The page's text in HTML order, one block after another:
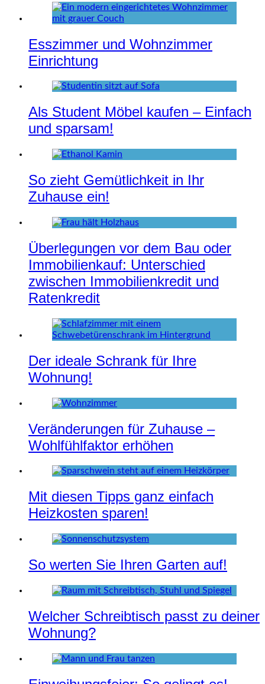
Esszimmer und Wohnzimmer
Einrichtung
Als Student Möbel kaufen – Einfach
und sparsam!
So zieht Gemütlichkeit in Ihr
Zuhause ein!
Überlegungen vor dem Bau oder
Immobilienkauf: Unterschied
zwischen Immobilienkredit und
Ratenkredit
Der ideale Schrank für Ihre
Wohnung!
Veränderungen für Zuhause –
Wohlfühlfaktor erhöhen
Mit diesen Tipps ganz einfach
Heizkosten sparen!
So werten Sie Ihren Garten auf!
Welcher Schreibtisch passt zu deiner
Wohnung?